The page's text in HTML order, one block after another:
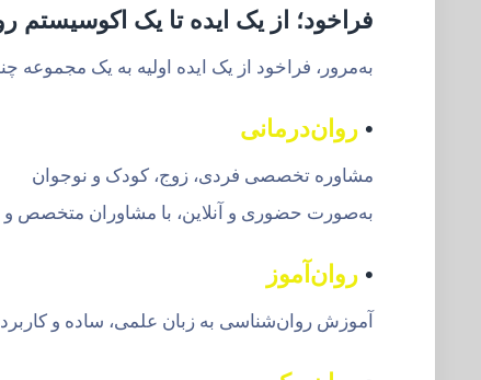
فراخود؛ از یک ایده تا یک اکوسیستم
به‌مرور، فراخود از یک ایده اولیه به یک مجموعه
• روان‌درمانی
مشاوره تخصصی فردی، زوج، کودک و نوجوان
به‌صورت حضوری و آنلاین، با مشاوران متخصص
• روان‌آموز
آموزش روان‌شناسی به زبان علمی، ساده و